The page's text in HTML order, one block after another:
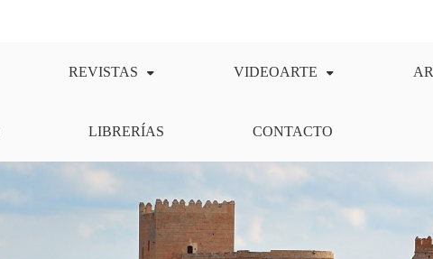
REVISTAS VIDEOARTE
LIBRERÍAS CONTACTO